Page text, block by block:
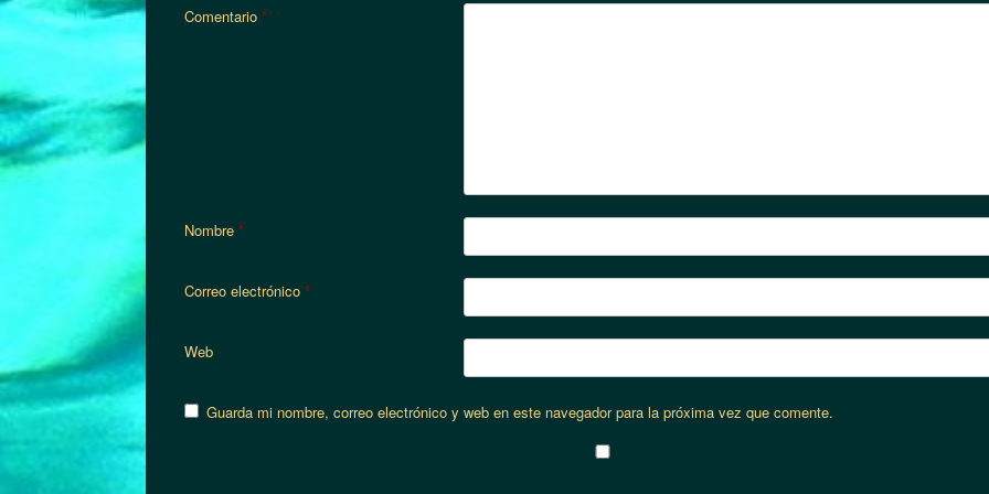
Comentario *
Nombre *
Correo electrónico *
Web
Guarda mi nombre, correo electrónico y web en este navegador para la próxima vez que comente.